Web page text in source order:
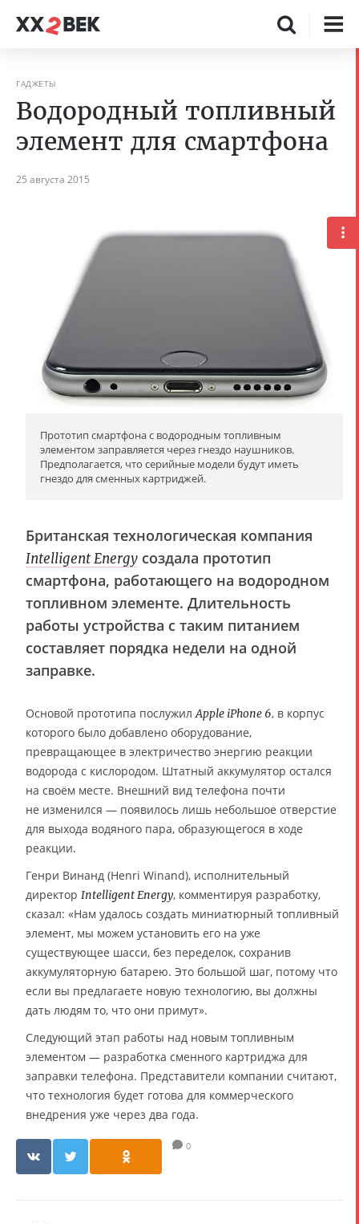
ГАДЖЕТЫ
Водородный топливный
элемент для смартфона
25 августа 2015
Прототип смартфона с водородным топливным
элементом заправляется через гнездо наушников.
Предполагается, что серийные модели будут иметь
гнездо для сменных картриджей.
Британская технологическая компания
Intelligent Energy создала прототип
смартфона, работающего на водородном
топливном элементе. Длительность
работы устройства с таким питанием
составляет порядка недели на одной
заправке.
Основой прототипа послужилApple iPhone 6, в корпус
которого было добавлено оборудование,
превращающее в электричество энергию реакции
водорода с кислородом. Штатный аккумулятор остался
на своём месте. Внешний вид телефона почти
не изменился — появилось лишь небольшое отверстие
для выхода водяного пара, образующегося в ходе
реакции.
Генри Винанд (Henri Winand), исполнительный
директор Intelligent Energy, комментируя разработку,
сказал: «Нам удалось создать миниатюрный топливный
элемент, мы можем установить его на уже
существующее шасси, без переделок, сохранив
аккумуляторную батарею. Это большой шаг, потому что
если вы предлагаете новую технологию, вы должны
дать людям то, что они примут».
Следующий этап работы над новым топливным
элементом — разработка сменного картриджа для
заправки телефона. Представители компании считают,
что технология будет готова для коммерческого
внедрения уже через два года.
0